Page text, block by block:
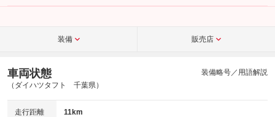
こちら
装備 販売店
車両状態
（ダイハツタフト 千葉県）
装備略号／用語解説
走行距離 11km